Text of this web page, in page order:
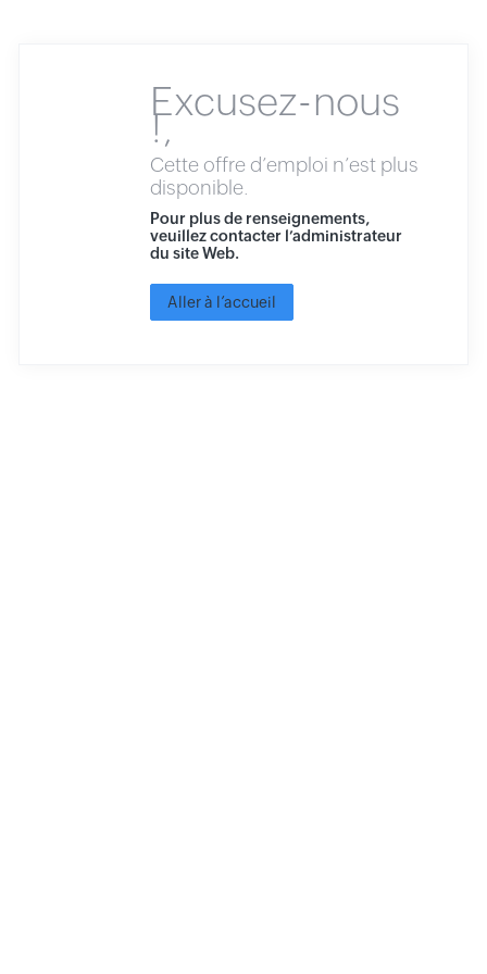
Excusez-nous
!,
Cette offre d’emploi n’est plus
disponible.
Pour plus de renseignements,
veuillez contacter l’administrateur
du site Web.
Aller à l’accueil